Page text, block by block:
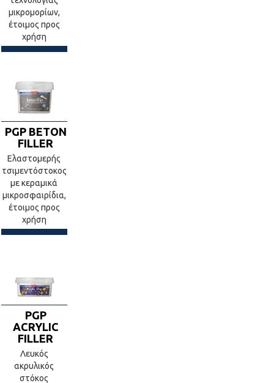
μικρομορίων,
έτοιμος προς
χρήση
PGP BETON
FILLER
Ελαστομερής
τσιμεντόστοκος
με κεραμικά
μικροσφαιρίδια,
έτοιμος προς
χρήση
PGP
ACRYLIC
FILLER
Λευκός
ακρυλικός
στόκος